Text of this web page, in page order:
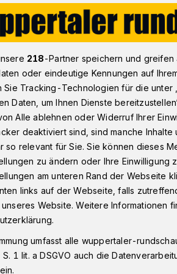
in der Wuppertaler Concordia
in der
die Stadtspitze: Am
ist im „studio concordia“
Miriam Scherff zu
218-Partner speichern und
oder eindeutige Kennungen auf
Sie Tracking-Technologien für die unter
Daten, um Ihnen Dienste
Alle ablehnen oder Widerruf Ihrer
deaktiviert sind, sind manche
so relevant für Sie. Sie können dieses
zu ändern oder Ihre Einwilligung
am unteren Rand der Webseite
links auf der Webseite, falls
Website. Weitere Informationen
umfasst alle wuppertaler-
1 lit. a DSGVO auch die